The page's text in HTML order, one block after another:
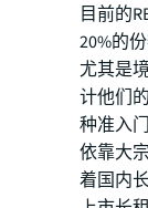
目前的
20%的
尤其是
计他们
种准入
依靠大
着国内